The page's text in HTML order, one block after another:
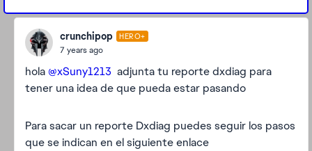
crunchipop HERO+
7 years ago
hola @xSuny1213 adjunta tu reporte dxdiag para
tener una idea de que pueda estar pasando
Para sacar un reporte Dxdiag puedes seguir los pasos
que se indican en el siguiente enlace